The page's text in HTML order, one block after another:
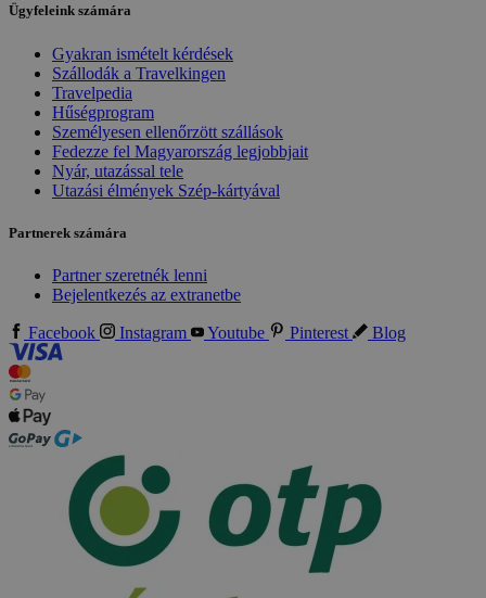
Ügyfeleink számára
Gyakran ismételt kérdések
Szállodák a Travelkingen
Travelpedia
Hűségprogram
Személyesen ellenőrzött szállások
Fedezze fel Magyarország legjobbjait
Nyár, utazással tele
Utazási élmények Szép-kártyával
Partnerek számára
Partner szeretnék lenni
Bejelentkezés az extranetbe
Facebook Instagram Youtube Pinterest Blog